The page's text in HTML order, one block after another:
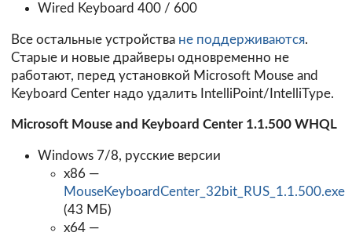
Wired Keyboard 400 / 600
Все остальные устройства не поддерживаются.
Старые и новые драйверы одновременно не
работают, перед установкой Microsoft Mouse and
Keyboard Center надо удалить IntelliPoint/IntelliType.
Microsoft Mouse and Keyboard Center 1.1.500 WHQL
Windows 7/8, русские версии
x86 —
MouseKeyboardCenter_32bit_RUS_1.1.500.exe
(43 МБ)
x64 —